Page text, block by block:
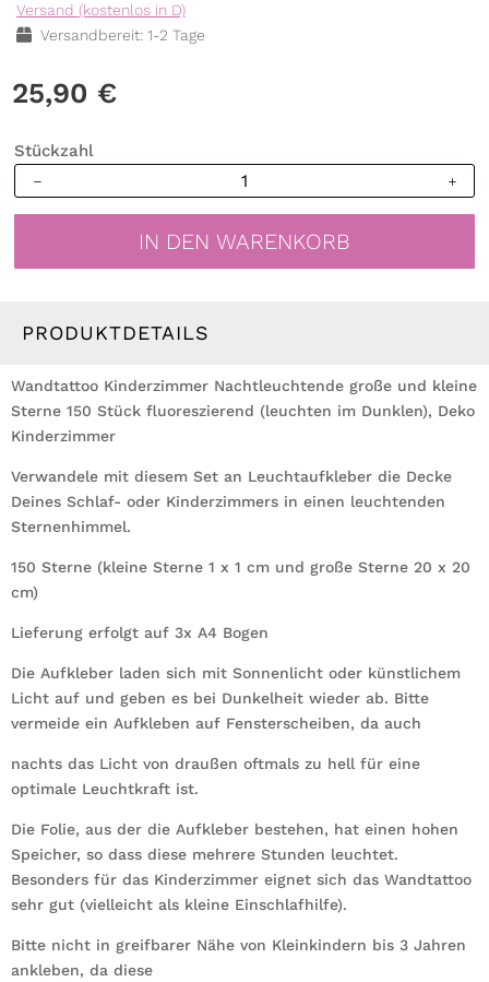
Versand (kostenlos in D)
Versandbereit: 1-2 Tage
25,90 €
Stückzahl
Sterne
leuchtend
Deko
Kinderzimmer
Menge
IN DEN WARENKORB
PRODUKTDETAILS
Wandtattoo Kinderzimmer Nachtleuchtende große und kleine
Sterne 150 Stück fluoreszierend (leuchten im Dunklen), Deko
Kinderzimmer
Verwandele mit diesem Set an Leuchtaufkleber die Decke
Deines Schlaf- oder Kinderzimmers in einen leuchtenden
Sternenhimmel.
150 Sterne (kleine Sterne 1 x 1 cm und große Sterne 20 x 20
cm)
Lieferung erfolgt auf 3x A4 Bogen
Die Aufkleber laden sich mit Sonnenlicht oder künstlichem
Licht auf und geben es bei Dunkelheit wieder ab. Bitte
vermeide ein Aufkleben auf Fensterscheiben, da auch
nachts das Licht von draußen oftmals zu hell für eine
optimale Leuchtkraft ist.
Die Folie, aus der die Aufkleber bestehen, hat einen hohen
Speicher, so dass diese mehrere Stunden leuchtet.
Besonders für das Kinderzimmer eignet sich das Wandtattoo
sehr gut (vielleicht als kleine Einschlafhilfe).
Bitte nicht in greifbarer Nähe von Kleinkindern bis 3 Jahren
ankleben, da diese